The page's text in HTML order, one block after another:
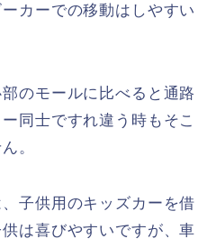
カーでの移動はしやすい
のモールに比べると通路
同士ですれ違う時もそこ
。
子供用のキッズカーを借
は喜びやすいですが、車